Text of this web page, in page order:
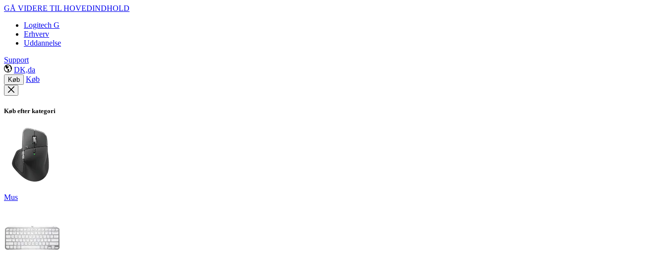
GÅ VIDERE TIL HOVEDINDHOLD
Logitech G
Erhverv
Uddannelse
Support
DK,da
Køb Køb
Køb efter kategori
Mus